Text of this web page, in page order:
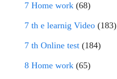
7 Home work (68)
7 th e learnig Video (183)
7 th Online test (184)
8 Home work (65)